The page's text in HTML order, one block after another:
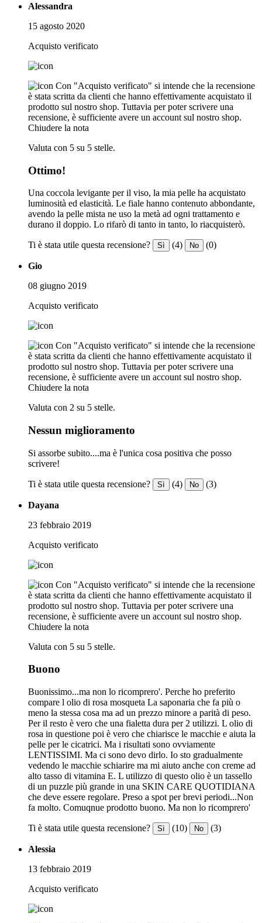
Alessandra
15 agosto 2020
Acquisto verificato
Con "Acquisto verificato" si intende che la recensione
è stata scritta da clienti che hanno effettivamente acquistato il
prodotto sul nostro shop. Tuttavia per poter scrivere una
recensione, è sufficiente avere un account sul nostro shop.
Chiudere la nota
Valuta con 5 su 5 stelle.
Ottimo!
Una coccola levigante per il viso, la mia pelle ha acquistato
luminosità ed elasticità. Le fiale hanno contenuto abbondante,
avendo la pelle mista ne uso la metà ad ogni trattamento e
durano il doppio. Lo rifarò di tanto in tanto, lo riacquisterò.
Ti è stata utile questa recensione? Sì (4) No (0)
Gio
08 giugno 2019
Acquisto verificato
Con "Acquisto verificato" si intende che la recensione
è stata scritta da clienti che hanno effettivamente acquistato il
prodotto sul nostro shop. Tuttavia per poter scrivere una
recensione, è sufficiente avere un account sul nostro shop.
Chiudere la nota
Valuta con 2 su 5 stelle.
Nessun miglioramento
Si assorbe subito....ma è l'unica cosa positiva che posso
scrivere!
Ti è stata utile questa recensione? Sì (4) No (3)
Dayana
23 febbraio 2019
Acquisto verificato
Con "Acquisto verificato" si intende che la recensione
è stata scritta da clienti che hanno effettivamente acquistato il
prodotto sul nostro shop. Tuttavia per poter scrivere una
recensione, è sufficiente avere un account sul nostro shop.
Chiudere la nota
Valuta con 5 su 5 stelle.
Buono
Buonissimo...ma non lo ricomprero'. Perche ho preferito
compare l olio di rosa mosqueta La saponaria che fa più o
meno la stessa cosa ma ad un prezzo minore a parità di peso.
Per il resto è vero che una fialetta dura per 2 utilizzi. L olio di
rosa in questione poi è vero che chiarisce le macchie e aiuta la
pelle per le cicatrici. Ma i risultati sono ovviamente
LENTISSIMI. Ma ci sono devo dirlo. Io sto gradualmente
vedendo le macchie schiarire ma mi aiuto anche con creme ad
alto tasso di vitamina E. L utilizzo di questo olio è un tassello
di un puzzle più grande in una SKIN CARE QUOTIDIANA
che deve essere regolare. Preso a spot per brevi periodi...Non
fa molto. Comuqnue prodotto buono. Ma non lo ricomprero'
Ti è stata utile questa recensione? Sì (10) No (3)
Alessia
13 febbraio 2019
Acquisto verificato